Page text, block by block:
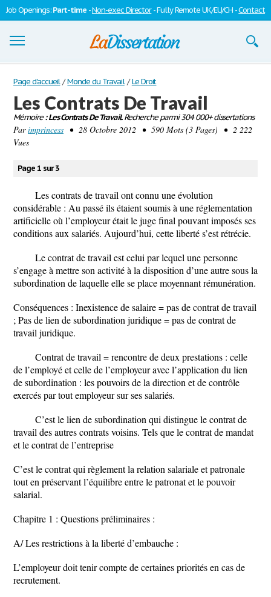
Job Openings:Part-time -Non-exec Director- Fully Remote UK/EU/CH -Contact
Dissertations
S'inscrire
Se connecter
Page d'accueil / Monde du Travail / Le Droit
Les Contrats De Travail
Mémoire: Les Contrats De Travail.Recherche parmi 304 000+ dissertations
Parimprincess • 28 Octobre 2012 • 590 Mots (3 Pages) • 2 222
Vues
Page 1 sur 3
Les contrats de travail ont connu une évolution
considérable : Au passé ils étaient soumis à une réglementation
artificielle où l’employeur était le juge final pouvant imposés ses
conditions aux salariés. Aujourd’hui, cette liberté s’est rétrécie.
Le contrat de travail est celui par lequel une personne
s’engage à mettre son activité à la disposition d’une autre sous la
subordination de laquelle elle se place moyennant rémunération.
Conséquences : Inexistence de salaire = pas de contrat de travail
; Pas de lien de subordination juridique = pas de contrat de
travail juridique.
Contrat de travail = rencontre de deux prestations : celle
de l’employé et celle de l’employeur avec l’application du lien
de subordination : les pouvoirs de la direction et de contrôle
exercés par tout employeur sur ses salariés.
C’est le lien de subordination qui distingue le contrat de
travail des autres contrats voisins. Tels que le contrat de mandat
et le contrat de l’entreprise
C’est le contrat qui règlement la relation salariale et patronale
tout en préservant l’équilibre entre le patronat et le pouvoir
salarial.
Chapitre 1 : Questions préliminaires :
A/ Les restrictions à la liberté d’embauche :
L’employeur doit tenir compte de certaines priorités en cas de
recrutement.